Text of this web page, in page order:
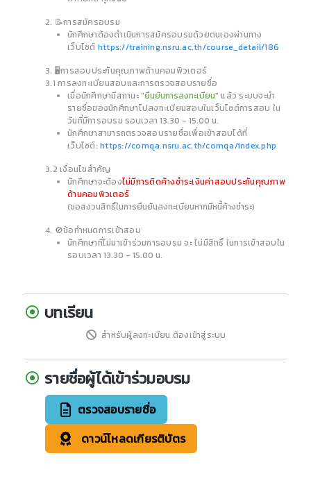
2. 📝การสมัครอบรม
นักศึกษาต้องดำเนินการสมัครอบรมด้วยตนเองผ่านทาง
เว็บไซต์ https://training.nsru.ac.th/course_detail/186
3. 🖥️การสอบประกันคุณภาพด้านคอมพิวเตอร์
3.1 การลงทะเบียนสอบและการตรวจสอบรายชื่อ
เมื่อนักศึกษามีสถานะ"ยืนยันการลงทะเบียน" แล้ว ระบบจะนำ
รายชื่อของนักศึกษาไปลงทะเบียนสอบในเว็บไซต์การสอบ ใน
วันที่มีการอบรม รอบเวลา 13.30 - 15.00 น.
นักศึกษาสามารถตรวจสอบรายชื่อเพื่อเข้าสอบได้ที่
เว็บไซต์: https://comqa.nsru.ac.th/comqa/index.php
3.2 เงื่อนไขสำคัญ
นักศึกษาจะต้องไม่มีการติดค้างชำระเงินค่าสอบประกันคุณภาพ
ด้านคอมพิวเตอร์
(ขอสงวนสิทธิ์ในการยืนยันลงทะเบียนหากมีหนี้ค้างชำระ)
4. 🚫ข้อกำหนดการเข้าสอบ
นักศึกษาที่ไม่มาเข้าร่วมการอบรม จะ ไม่มีสิทธิ์ ในการเข้าสอบใน
รอบเวลา 13.30 - 15.00 น.
บทเรียน
สำหรับผู้ลงทะเบียน ต้องเข้าสู่ระบบ
รายชื่อผู้ได้เข้าร่วมอบรม
ตรวจสอบรายชื่อ
ดาวน์โหลดเกียรติบัตร